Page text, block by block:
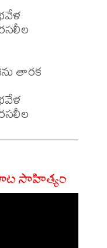
తారక
సాహిత్యం